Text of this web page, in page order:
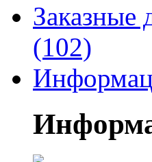
Заказные
(102)